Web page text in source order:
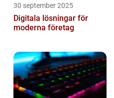
30 september 2025
Digitala lösningar för
moderna företag